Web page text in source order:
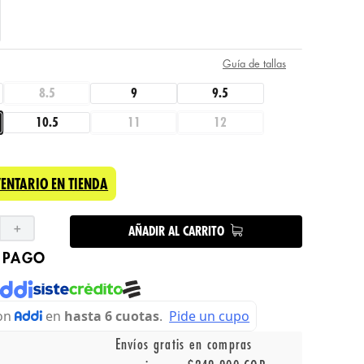
8.5 9 9.5
10.5 11 12
Guía de tallas
EN TIENDA
＋ AÑADIR AL CARRITO
Envíos gratis en compras